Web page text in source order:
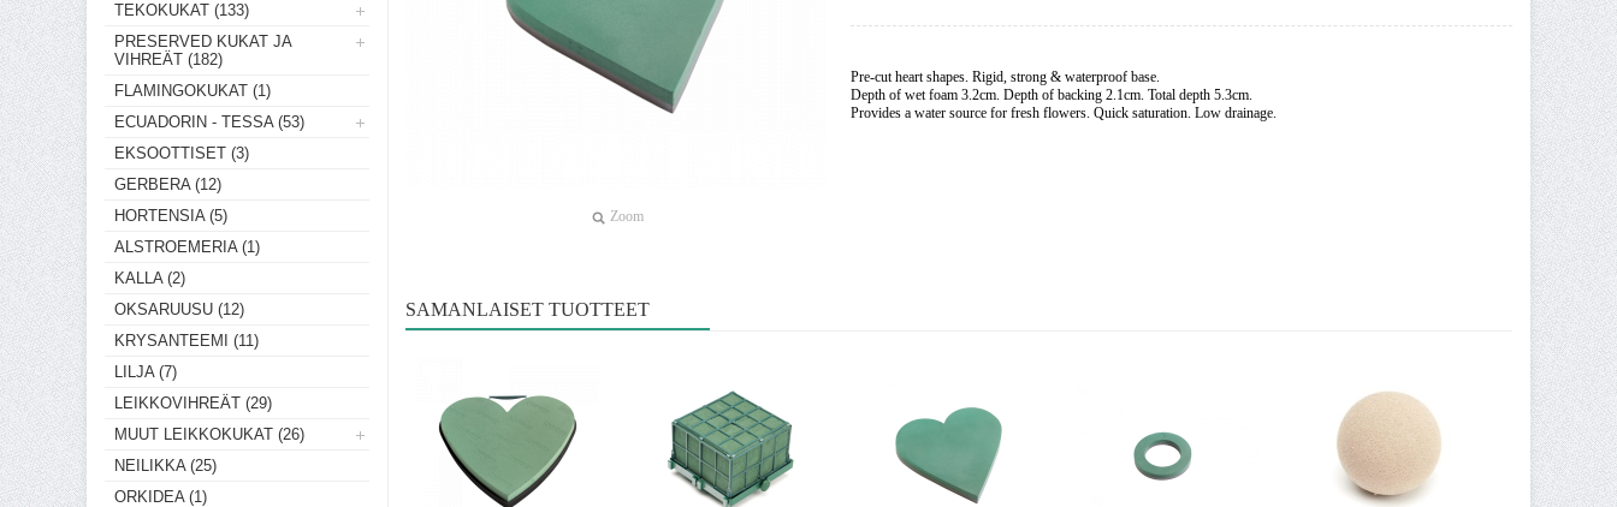
TEKOKUKAT (133)
PRESERVED KUKAT JA
VIHREÄT (182)
FLAMINGOKUKAT (1)
ECUADORIN - TESSA (53)
EKSOOTTISET (3)
GERBERA (12)
HORTENSIA (5)
ALSTROEMERIA (1)
KALLA (2)
OKSARUUSU (12)
KRYSANTEEMI (11)
LILJA (7)
LEIKKOVIHREÄT (29)
MUUT LEIKKOKUKAT (26)
NEILIKKA (25)
ORKIDEA (1)
Zoom
Pre-cut heart shapes. Rigid, strong & waterproof base.
Depth of wet foam 3.2cm. Depth of backing 2.1cm. Total depth 5.3cm.
Provides a water source for fresh flowers. Quick saturation. Low drainage.
SAMANLAISET TUOTTEET